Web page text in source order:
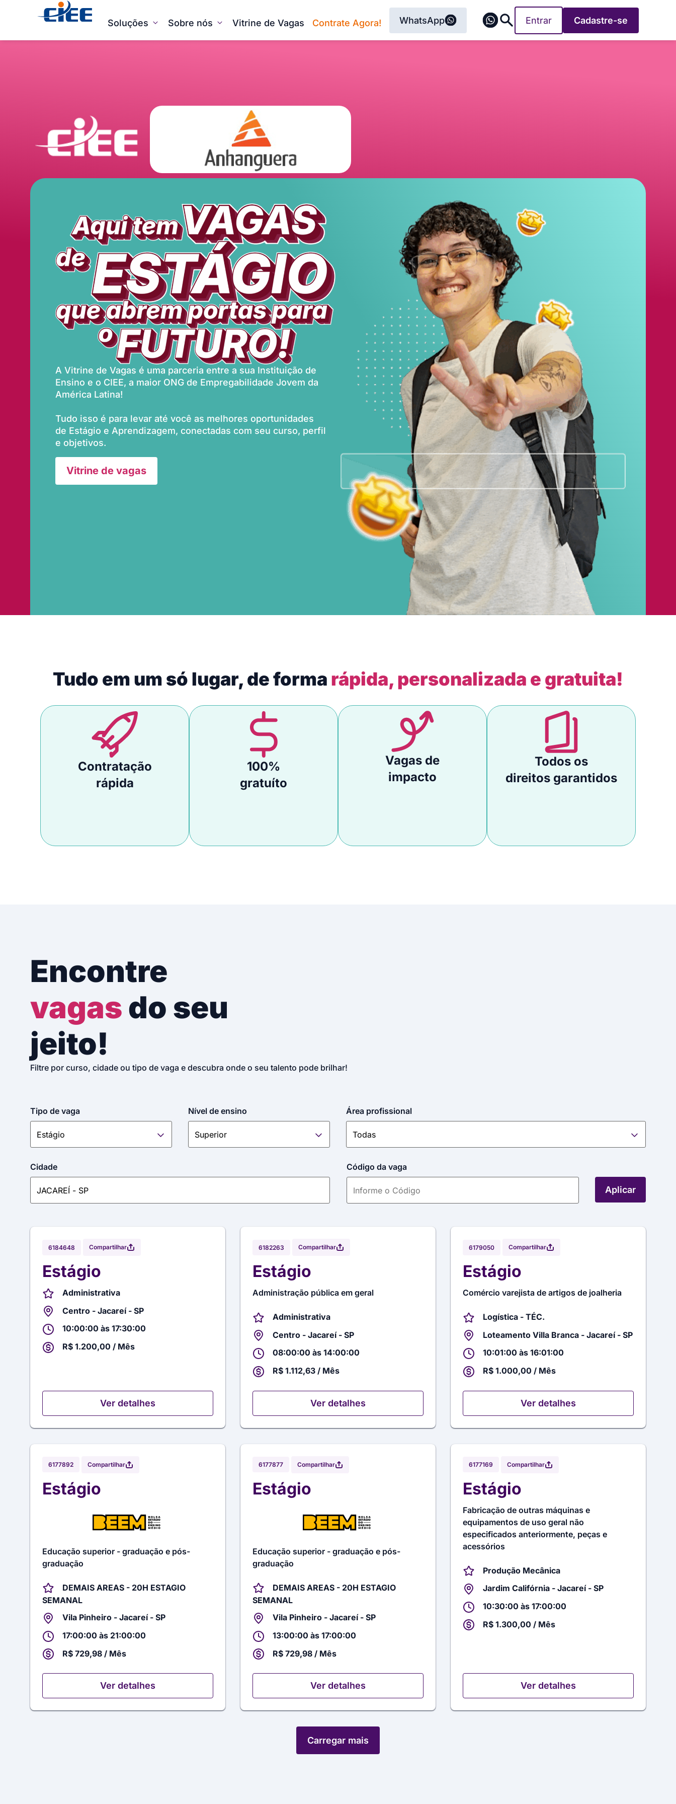
Soluções Sobre nós Vitrine de Vagas Contrate Agora! WhatsApp Entrar Cadastre-se
A Vitrine de Vagas é uma parceria entre a sua Instituição de
Ensino e o CIEE, a maior ONG de Empregabilidade Jovem da
América Latina!
Tudo isso é para levar até você as melhores oportunidades
de Estágio e Aprendizagem, conectadas com seu curso, perfil
e objetivos.
Vitrine de vagas
Tudo em um só lugar, de forma rápida, personalizada e gratuita!
Contratação
rápida
100%
gratuíto
Vagas de
impacto
Todos os
direitos garantidos
Encontre
vagasdo seu
jeito!
Filtre por curso, cidade ou tipo de vaga e descubra onde o seu talento pode brilhar!
Tipo de vaga Nível de ensino Área profissional
Cidade Código da vaga
Aplicar
6184648 Compartilhar
Estágio
Administrativa
Centro - Jacareí - SP
10:00:00 às 17:30:00
R$ 1.200,00 / Mês
Ver detalhes
6182263 Compartilhar
Estágio
Administração pública em geral
Administrativa
Centro - Jacareí - SP
08:00:00 às 14:00:00
R$ 1.112,63 / Mês
Ver detalhes
6179050 Compartilhar
Estágio
Comércio varejista de artigos de joalheria
Logística - TÉC.
Loteamento Villa Branca - Jacareí - SP
10:01:00 às 16:01:00
R$ 1.000,00 / Mês
Ver detalhes
6177892 Compartilhar
Estágio
Educação superior - graduação e pós-
graduação
DEMAIS AREAS - 20H ESTAGIO
SEMANAL
Vila Pinheiro - Jacareí - SP
17:00:00 às 21:00:00
R$ 729,98 / Mês
Ver detalhes
6177877 Compartilhar
Estágio
Educação superior - graduação e pós-
graduação
DEMAIS AREAS - 20H ESTAGIO
SEMANAL
Vila Pinheiro - Jacareí - SP
13:00:00 às 17:00:00
R$ 729,98 / Mês
Ver detalhes
6177169 Compartilhar
Estágio
Fabricação de outras máquinas e
equipamentos de uso geral não
especificados anteriormente, peças e
acessórios
Produção Mecânica
Jardim Califórnia - Jacareí - SP
10:30:00 às 17:00:00
R$ 1.300,00 / Mês
Ver detalhes
Carregar mais